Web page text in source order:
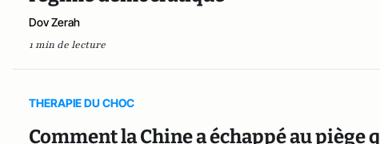
Dov Zerah
1 min de lecture
THERAPIE DU CHOC
Comment la Chine a échappé au